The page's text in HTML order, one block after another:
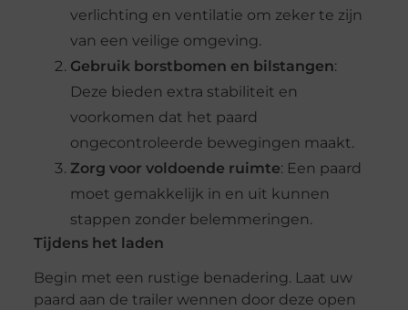
verlichting en ventilatie om zeker te zijn
van een veilige omgeving.
Gebruik borstbomen en bilstangen:
Deze bieden extra stabiliteit en
voorkomen dat het paard
ongecontroleerde bewegingen maakt.
Zorg voor voldoende ruimte: Een paard
moet gemakkelijk in en uit kunnen
stappen zonder belemmeringen.
Tijdens het laden
Begin met een rustige benadering. Laat uw
paard aan de trailer wennen door deze open